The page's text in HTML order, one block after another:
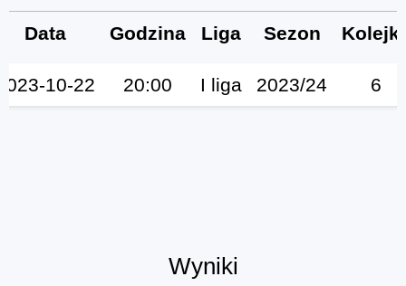
Data Godzina Liga Sezon
10-22 20:00 I liga 2023/24 6
Wyniki